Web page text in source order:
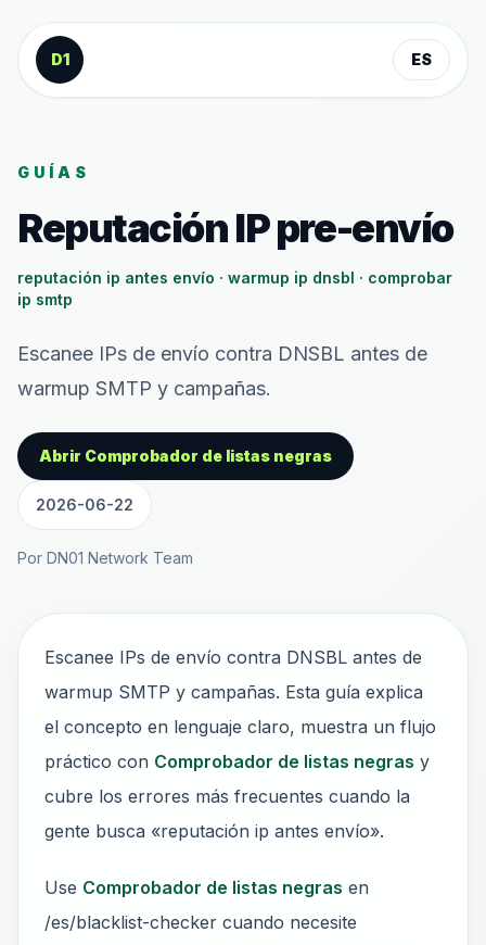
Saltar al contenido
D1
ES
GUÍAS
Reputación IP pre-envío
reputación ip antes envío · warmup ip dnsbl · comprobar
ip smtp
Escanee IPs de envío contra DNSBL antes de
warmup SMTP y campañas.
Abrir Comprobador de listas negras
2026-06-22
Por DN01 Network Team
Escanee IPs de envío contra DNSBL antes de
warmup SMTP y campañas. Esta guía explica
el concepto en lenguaje claro, muestra un flujo
práctico con Comprobador de listas negras y
cubre los errores más frecuentes cuando la
gente busca «reputación ip antes envío».
Use Comprobador de listas negras en
/es/blacklist-checker cuando necesite